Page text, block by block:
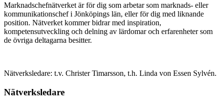
Marknadschefnätverket är för dig som arbetar som marknads- eller
kommunikationschef i Jönköpings län, eller för dig med liknande
position. Nätverket kommer bidrar med inspiration,
kompetensutveckling och delning av lärdomar och erfarenheter som
de övriga deltagarna besitter.
Nätverksledare: t.v. Christer Timarsson, t.h. Linda von Essen Sylvén.
Nätverksledare